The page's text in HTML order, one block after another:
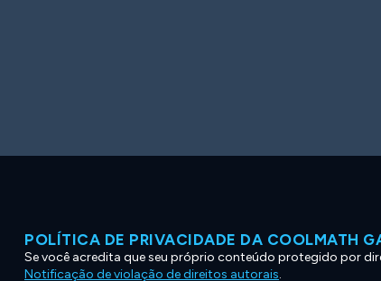
POLÍTICA DE PRIVACIDADE DA COOLMATH
Se você acredita que seu próprio conteúdo protegido por
Notificação de violação de direitos autorais.